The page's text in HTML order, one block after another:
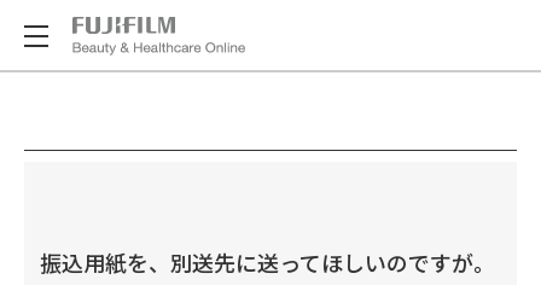
振込用紙を、別送先に送ってほしいのですが。